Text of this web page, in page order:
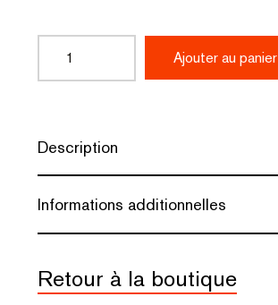
quantité
de
planches
:
Photos
John
Ajouter au panier
Description
Informations additionnelles
Retour à la boutique